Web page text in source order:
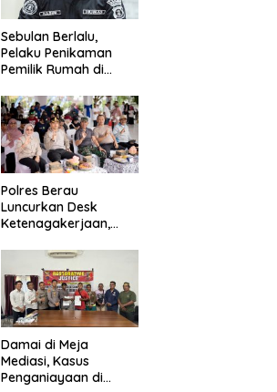
Sebulan Berlalu,
Pelaku Penikaman
Pemilik Rumah di
Diburu Polisi
Polres Berau
Luncurkan Desk
Ketenagakerjaan,
Didorong Tuntas
Lewat Mediasi
Damai di Meja
Mediasi, Kasus
Penganiayaan di